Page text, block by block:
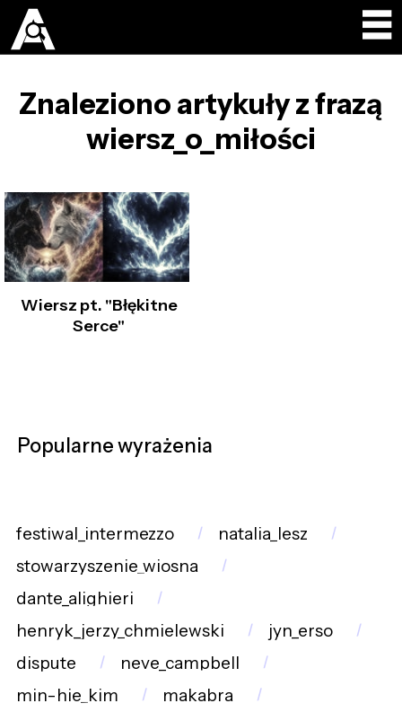
Znaleziono artykuły z frazą
wiersz_o_miłości
Wiersz pt. "Błękitne
Serce"
Popularne wyrażenia
festiwal_intermezzo
natalia_lesz
stowarzyszenie_wiosna
dante_alighieri
henryk_jerzy_chmielewski
jyn_erso
dispute
neve_campbell
min-hie_kim
makabra